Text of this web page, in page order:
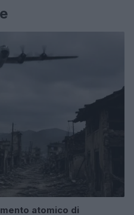
atomico di